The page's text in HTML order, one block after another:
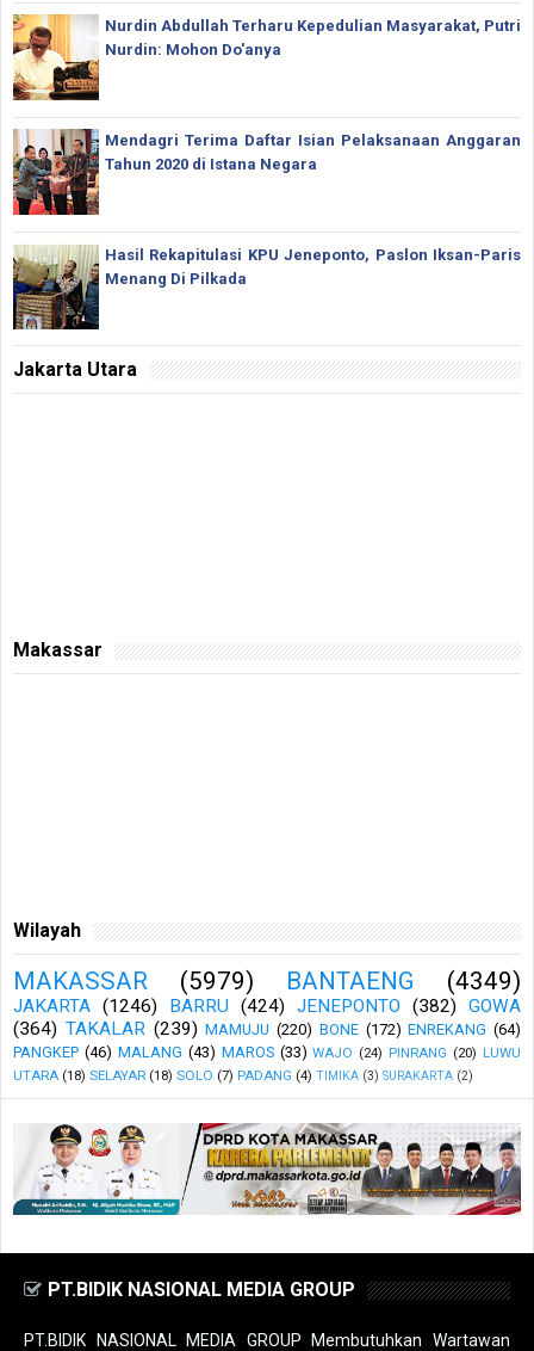
Nurdin Abdullah Terharu Kepedulian Masyarakat, Putri
Nurdin: Mohon Do'anya
Mendagri Terima Daftar Isian Pelaksanaan Anggaran
Tahun 2020 di Istana Negara
Hasil Rekapitulasi KPU Jeneponto, Paslon Iksan-Paris
Menang Di Pilkada
Jakarta Utara
Makassar
Wilayah
MAKASSAR (5979) BANTAENG (4349)
JAKARTA (1246) BARRU (424) JENEPONTO (382)
GOWA
(364) TAKALAR (239) MAMUJU (220) BONE (172) ENREKANG (64)
PANGKEP (46) MALANG (43) MAROS (33) WAJO (24) PINRANG (20) LUWU
UTARA (18) SELAYAR (18) SOLO (7) PADANG (4) TIMIKA (3) SURAKARTA (2)
PT.BIDIK NASIONAL MEDIA GROUP
PT.BIDIK NASIONAL MEDIA GROUP Membutuhkan Wartawan